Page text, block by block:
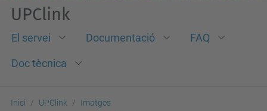
UPClink
El servei Documentació FAQ
Doc tècnica
Inici UPClink
Imatges